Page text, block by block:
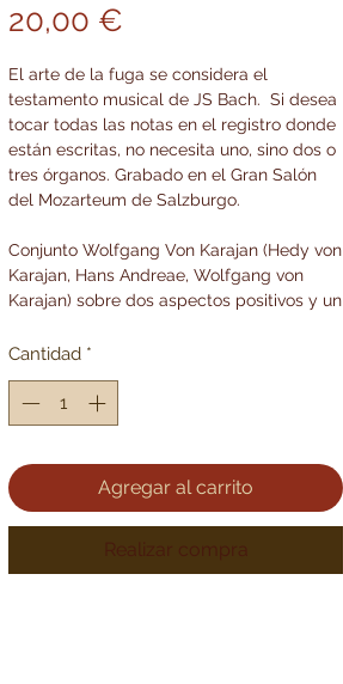
20,00 €
El arte de la fuga se considera el
testamento musical de JS Bach. Si desea
tocar todas las notas en el registro donde
están escritas, no necesita uno, sino dos o
tres órganos. Grabado en el Gran Salón
del Mozarteum de Salzburgo.
Conjunto Wolfgang Von Karajan (Hedy von
Karajan, Hans Andreae, Wolfgang von
Karajan) sobre dos aspectos positivos y un
Cantidad *
Agregar al carrito
Realizar compra